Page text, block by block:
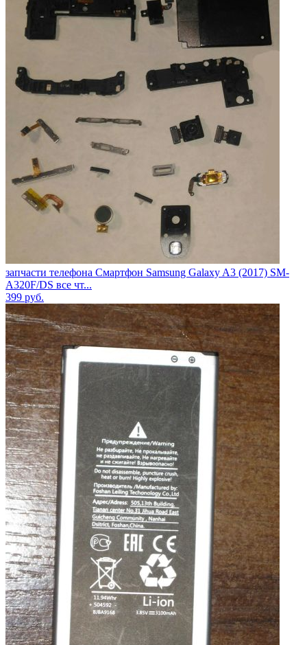
запчасти телефона Смартфон Samsung Galaxy A3 (2017) SM-
A320F/DS все чт...
399 руб.